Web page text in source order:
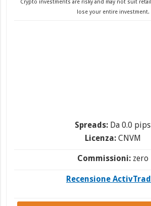
Crypto investments are risky and may not suit
lose your entire investment.
Spreads: Da 0.0 pips
Licenza:CNVM
Commissioni: zero
Recensione